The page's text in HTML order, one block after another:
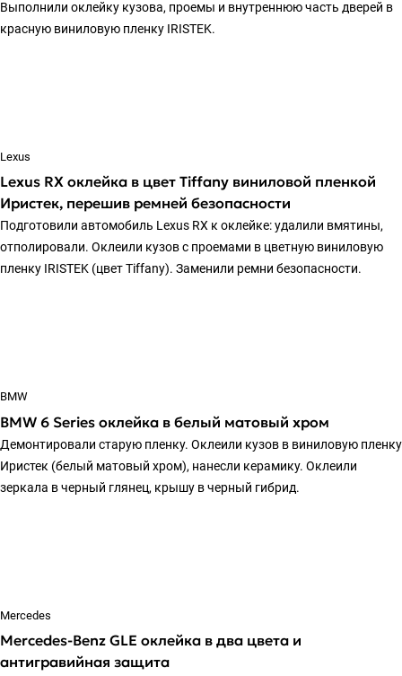
Выполнили оклейку кузова, проемы и внутреннюю часть дверей в
красную виниловую пленку IRISTEK.
Lexus
Lexus RX оклейка в цвет Tiffany виниловой пленкой
Иристек, перешив ремней безопасности
Подготовили автомобиль Lexus RX к оклейке: удалили вмятины,
отполировали. Оклеили кузов с проемами в цветную виниловую
пленку IRISTEK (цвет Tiffany). Заменили ремни безопасности.
BMW
BMW 6 Series оклейка в белый матовый хром
Демонтировали старую пленку. Оклеили кузов в виниловую пленку
Иристек (белый матовый хром), нанесли керамику. Оклеили
зеркала в черный глянец, крышу в черный гибрид.
Mercedes
Mercedes-Benz GLE оклейка в два цвета и
антигравийная защита